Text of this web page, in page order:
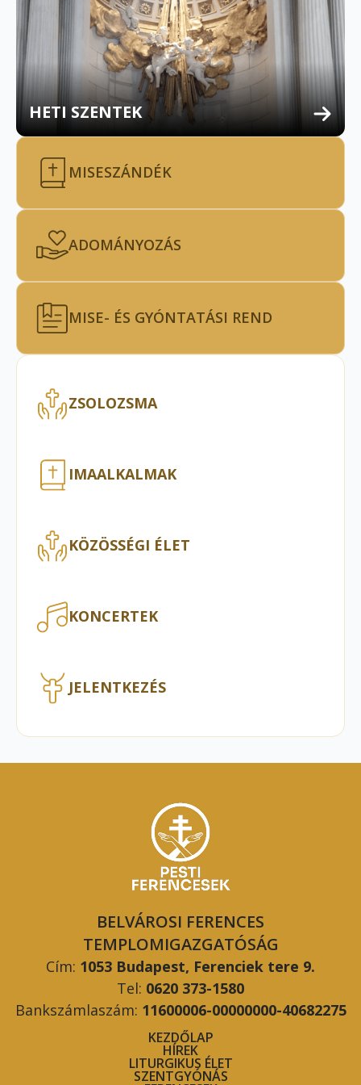
HETI SZENTEK
MISESZÁNDÉK
ADOMÁNYOZÁS
MISE- ÉS GYÓNTATÁSI REND
ZSOLOZSMA
IMAALKALMAK
KÖZÖSSÉGI ÉLET
KONCERTEK
JELENTKEZÉS
BELVÁROSI FERENCES
TEMPLOMIGAZGATÓSÁG
Cím: 1053 Budapest, Ferenciek tere 9.
Tel: 0620 373-1580
Bankszámlaszám: 11600006-00000000-40682275
KEZDŐLAP
HÍREK
LITURGIKUS ÉLET
SZENTGYÓNÁS